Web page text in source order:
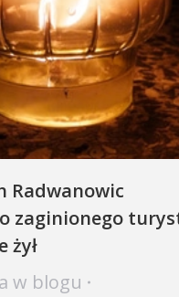
Radwanowic
zaginionego
żył
w blogu